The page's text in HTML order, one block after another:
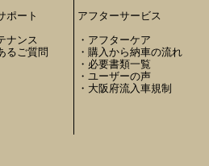
ポート
ナンス
るご質問
アフターサービス
・ アフターケア
・購入から納車の流れ
・ 必要書類一覧
・ユーザーの声
・ 大阪府流入車規制